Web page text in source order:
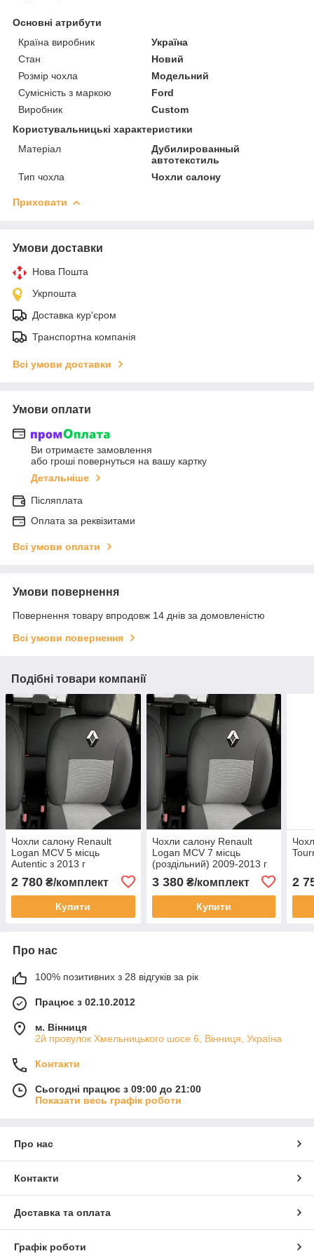
Основні атрибути
Країна виробник
Україна
Стан
Новий
Розмір чохла
Модельний
Сумісність з маркою
Ford
Виробник
Custom
Користувальницькі характеристики
Матеріал
Дубилированный
автотекстиль
Тип чохла
Чохли салону
Приховати
Умови доставки
Нова Пошта
Укрпошта
Доставка кур'єром
Транспортна компанія
Всі умови доставки
Умови оплати
Ви отримаєте замовлення
або гроші повернуться на вашу картку
Детальніше
Післяплата
Оплата за реквізитами
Всі умови оплати
Умови повернення
Повернення товару впродовж 14 днів за домовленістю
Всі умови повернення
Подібні товари компанії
Чохли салону Renault
Logan MCV 5 місць
Autentic з 2013 г
2 780 ₴/комплект
Купити
Чохли салону Renault
Logan MCV 7 місць
(роздільний) 2009-2013 г
3 380₴/комплект
Купити
2
Про нас
100% позитивних з 28 відгуків за рік
Працює з 02.10.2012
м. Вінниця
2й провулок Хмельницького шосе 6, Вінниця, Україна
Контакти
Сьогодні працює з 09:00 до 21:00
Показати весь графік роботи
Про нас
Контакти
Доставка та оплата
Графік роботи